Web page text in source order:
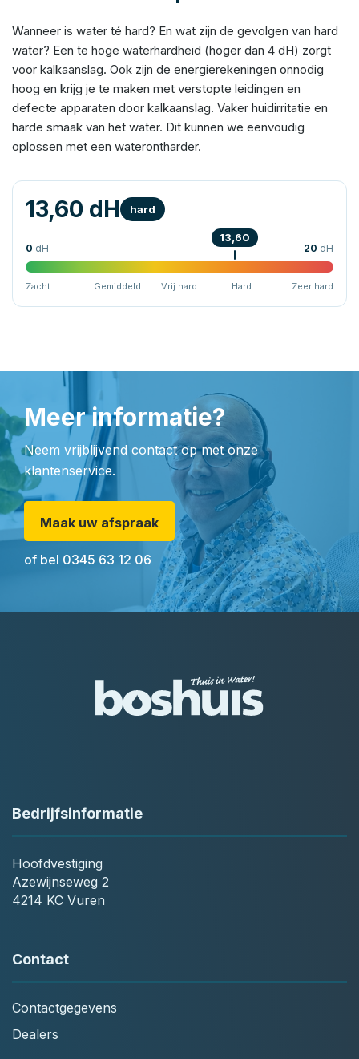
Wanneer is water té hard? En wat zijn de gevolgen van hard
water? Een te hoge waterhardheid (hoger dan 4 dH) zorgt
voor kalkaanslag. Ook zijn de energierekeningen onnodig
hoog en krijg je te maken met verstopte leidingen en
defecte apparaten door kalkaanslag. Vaker huidirritatie en
harde smaak van het water. Dit kunnen we eenvoudig
oplossen met een waterontharder.
13,60 dH hard
0 dH 20 dH
13,60
Zacht Gemiddeld Vrij hard Hard Zeer hard
Meer informatie?
Neem vrijblijvend contact op met onze
klantenservice.
Maak uw afspraak
of bel 0345 63 12 06
Bedrijfsinformatie
Hoofdvestiging
Azewijnseweg 2
4214 KC Vuren
Contact
Contactgegevens
Dealers